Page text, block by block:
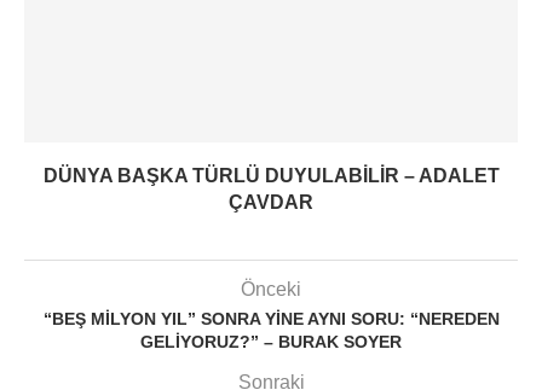
DÜNYA BAŞKA TÜRLÜ DUYULABILIR – ADALET
ÇAVDAR
Önceki
“BEŞ MILYON YIL” SONRA YINE AYNI SORU: “NEREDEN
GELIYORUZ?” – BURAK SOYER
Sonraki